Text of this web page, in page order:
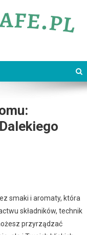
smaki i aromaty, która
składników, technik
przyrządzać